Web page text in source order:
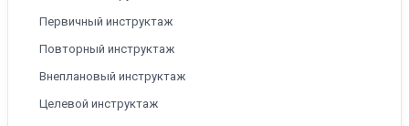
Первичный инструктаж
Повторный инструктаж
Внеплановый инструктаж
Целевой инструктаж